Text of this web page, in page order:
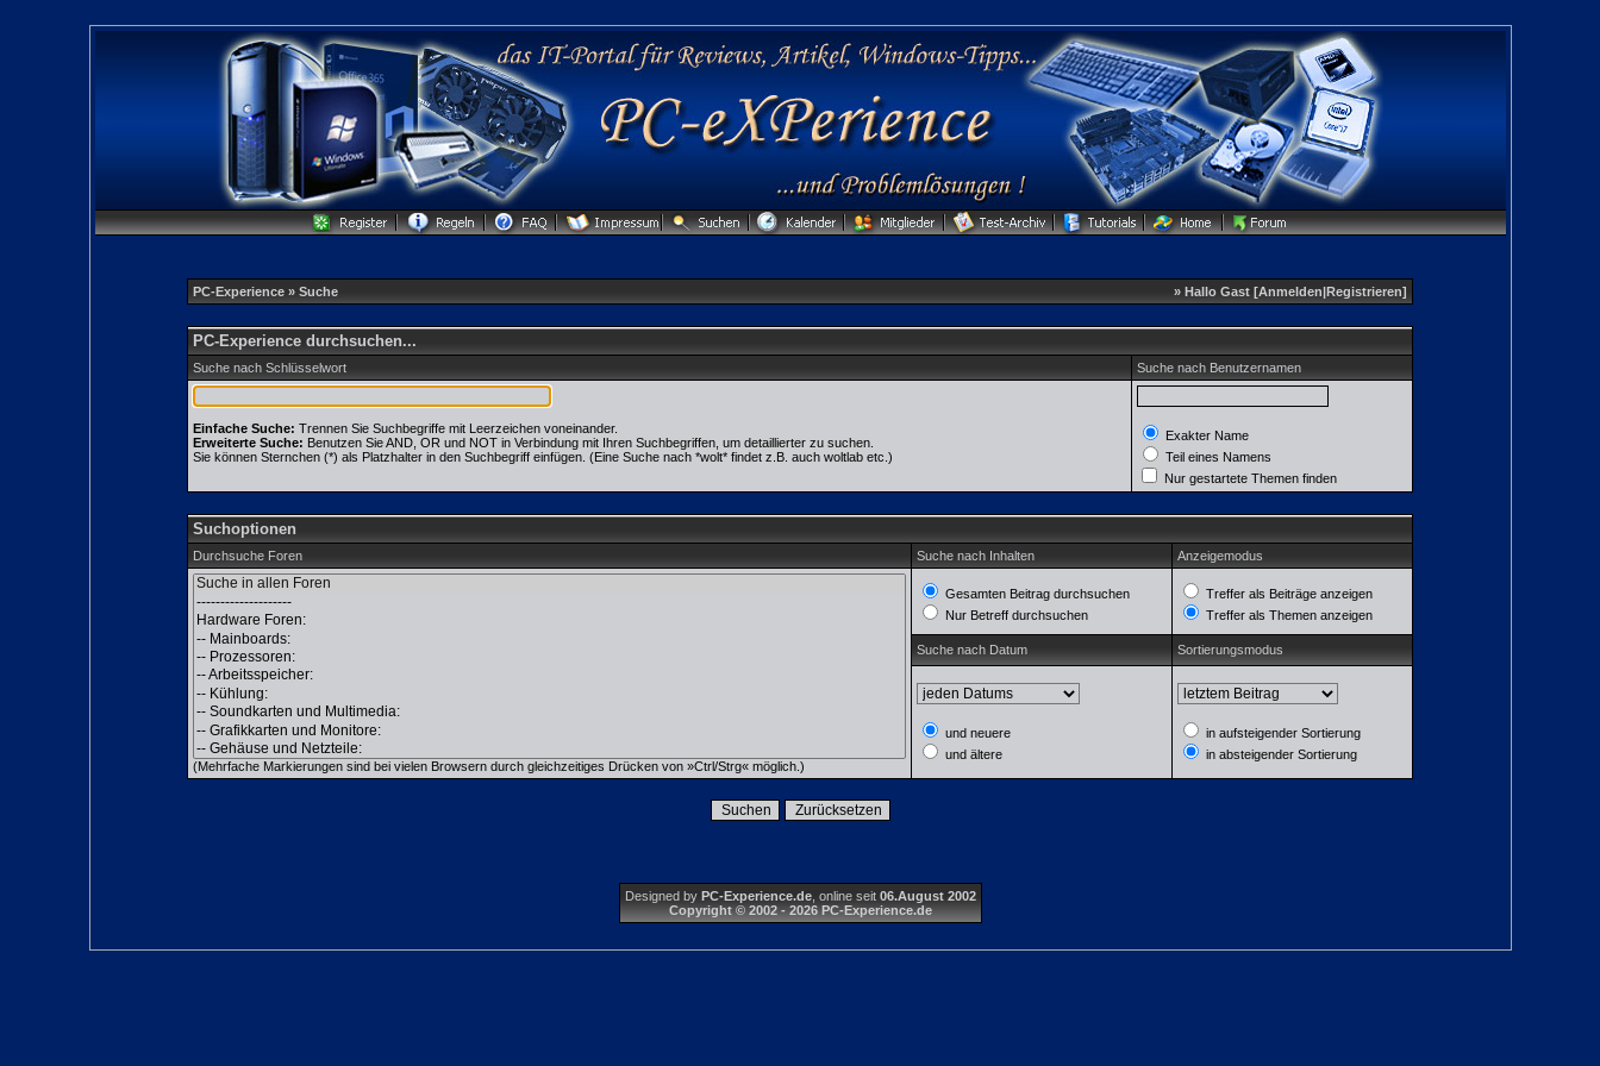
PC-Experience » Suche » Hallo Gast [Anmelden Registrieren]
PC-Experience durchsuchen...
Suche nach Schlüsselwort Suche nach Benutzernamen
Einfache Suche: Trennen Sie Suchbegriffe mit Leerzeichen voneinander.
Erweiterte Suche: Benutzen Sie AND, OR und NOT in Verbindung mit Ihren Suchbegriffen, um detaillierter zu suchen.
Sie können Sternchen (*) als Platzhalter in den Suchbegriff einfügen. (Eine Suche nach *wolt* findet z.B. auch woltlab etc.)
Exakter Name
Teil eines Namens
Nur gestartete Themen finden
Suchoptionen
Durchsuche Foren Suche nach Inhalten Anzeigemodus
(Mehrfache Markierungen sind bei vielen Browsern durch gleichzeitiges Drücken von »Ctrl/Strg« möglich.)
Gesamten Beitrag durchsuchen
Nur Betreff durchsuchen
Treffer als Beiträge anzeigen
Treffer als Themen anzeigen
Suche nach Datum Sortierungsmodus
und neuere
und ältere
in aufsteigender Sortierung
in absteigender Sortierung
Designed by PC-Experience.de, online seit 06.August 2002
Copyright © 2002 - 2026 PC-Experience.de